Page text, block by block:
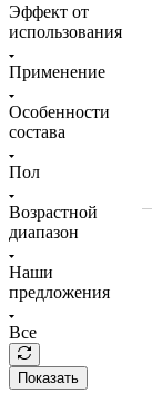
Эффект от
использования
Применение
Особенности
состава
Пол
Возрастной
диапазон
Наши
предложения
Все
Показать